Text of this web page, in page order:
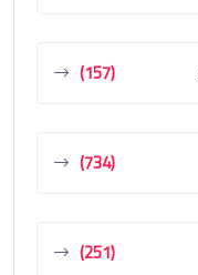
(157)
(734)
(251)